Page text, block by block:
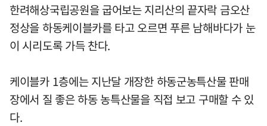
한려해상국립공원을 굽어보는 지리산의 끝자락 금오산
정상을 하동케이블카를 타고 오르면 푸른 남해바다가 눈
이 시리도록 가득 찬다.
케이블카 1층에는 지난달 개장한 하동군농특산물 판매
장에서 질 좋은 하동 농특산물을 직접 보고 구매할 수 있
다.